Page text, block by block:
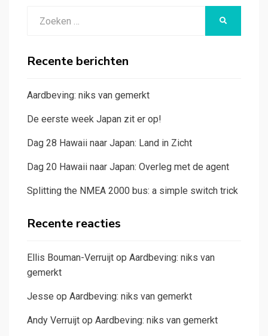
naar:
Recente berichten
Aardbeving: niks van gemerkt
De eerste week Japan zit er op!
Dag 28 Hawaii naar Japan: Land in Zicht
Dag 20 Hawaii naar Japan: Overleg met de agent
Splitting the NMEA 2000 bus: a simple switch trick
Recente reacties
Ellis Bouman-Verruijt op Aardbeving: niks van
gemerkt
Jesse op Aardbeving: niks van gemerkt
Andy Verruijt op Aardbeving: niks van gemerkt